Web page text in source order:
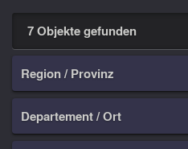
7 Objekte gefunden
Region / Provinz
Departement / Ort